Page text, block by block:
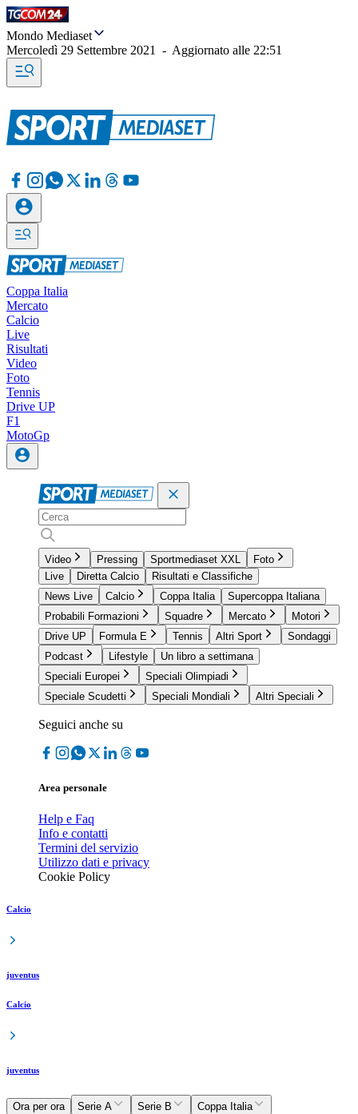
Mondo Mediaset
Mercoledì 29 Settembre 2021
- Aggiornato alle 22:51
Coppa Italia
Mercato
Calcio
Live
Risultati
Video
Foto
Tennis
Drive UP
F1
MotoGp
Video Pressing Sportmediaset XXL
Foto
Live
Diretta Calcio
Risultati e Classifiche
News Live
Calcio Coppa Italia
Supercoppa Italiana
Probabili Formazioni
Squadre Mercato
Motori
Drive UP
Formula E Tennis Altri Sport
Sondaggi
Podcast
Lifestyle
Un libro a settimana
Speciali Europei
Speciali Olimpiadi
Speciale Scudetti
Speciali Mondiali Altri Speciali
Seguici anche su
Area personale
Help e Faq
Info e contatti
Termini del servizio
Utilizzo dati e privacy
Cookie Policy
Calcio
juventus
Calcio
juventus
Ora per ora Serie A Serie B
Coppa Italia